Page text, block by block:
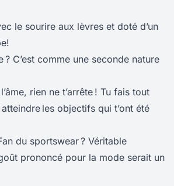
le sourire aux lèvres et doté d’un
? C’est comme une seconde nature
rien ne t’arrête ! Tu fais tout
les objectifs qui t’ont été
du sportswear ? Véritable
prononcé pour la mode serait un